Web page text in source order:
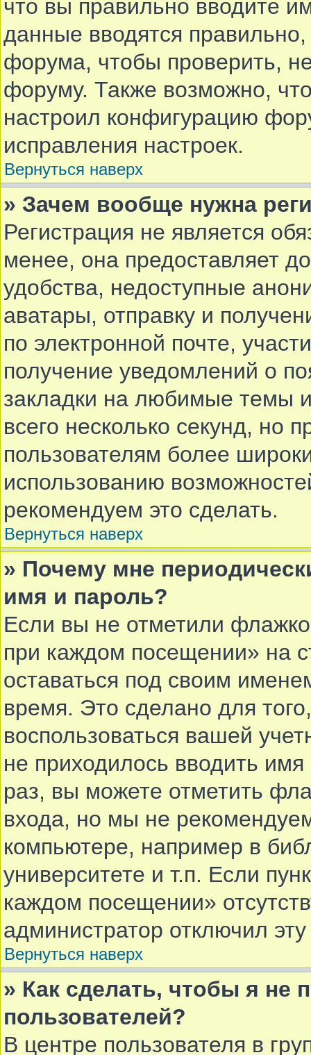
что вы правильно вводите
данные вводятся
форума, чтобы проверить,
форуму. Также возможно,
настроил конфигурацию
исправления настроек.
Вернуться наверх
» Зачем вообще нужна
Регистрация не является
менее, она предоставляет
удобства, недоступные
аватары, отправку и
по электронной почте,
получение уведомлений о
закладки на любимые темы
всего несколько секунд, но
пользователям более
использованию
рекомендуем это сделать.
Вернуться наверх
» Почему мне
имя и пароль?
Если вы не отметили
при каждом посещении» на
оставаться под своим
время. Это сделано для
воспользоваться вашей
не приходилось вводить
раз, вы можете отметить
входа, но мы не
компьютере, например в
университете и т.п. Если
каждом посещении»
администратор отключил
Вернуться наверх
» Как сделать, чтобы я не
пользователей?
В центре пользователя в